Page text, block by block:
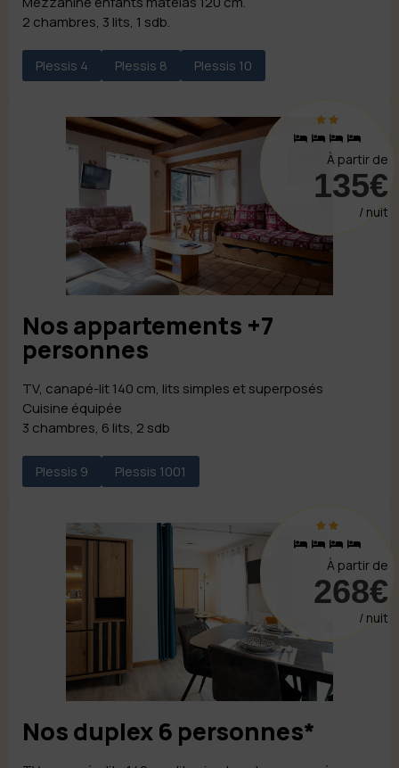
2 chambres, 3 lits, 1 sdb.
Plessis 4 Plessis 8 Plessis 10
À partir de
135€
/ nuit
Nos appartements +7
personnes
TV, canapé-lit 140 cm, lits simples et superposés
Cuisine équipée
3 chambres, 6 lits, 2 sdb
Plessis 9 Plessis 1001
À partir de
268€
/ nuit
Nos duplex 6 personnes*